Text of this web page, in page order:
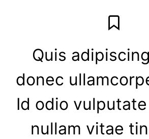
Quis
donec
Id odio
nullam vitae